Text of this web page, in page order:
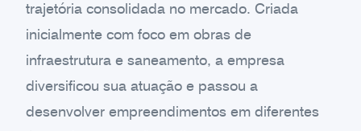
trajetória consolidada no mercado. Criada
inicialmente com foco em obras de
infraestrutura e saneamento, a empresa
diversificou sua atuação e passou a
desenvolver empreendimentos em diferentes